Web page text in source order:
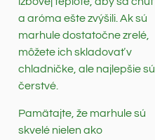
a aróma ešte zvýšili. Ak sú
marhule dostatočne zrelé,
môžete ich skladovať v
chladničke, ale najlepšie sú
čerstvé.
Pamätajte, že marhule sú
skvelé nielen ako